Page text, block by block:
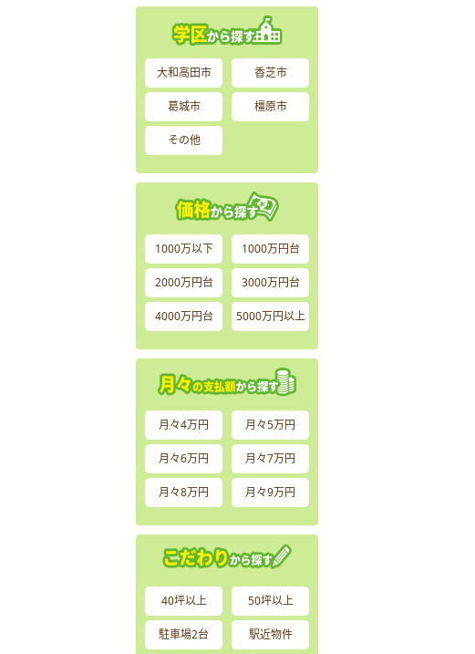
大和高田市 香芝市
葛城市 橿原市
その他
1000万以下 1000万円台
2000万円台 3000万円台
4000万円台 5000万円以上
月々4万円 月々5万円
月々6万円 月々7万円
月々8万円 月々9万円
40坪以上 50坪以上
駐車場2台 駅近物件